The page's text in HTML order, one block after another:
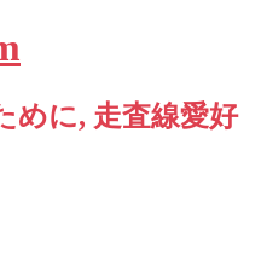
めに, 走査線愛好